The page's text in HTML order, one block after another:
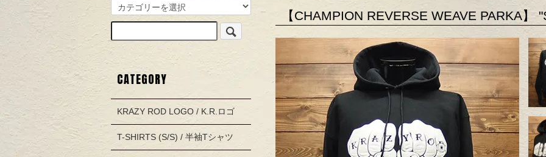
【CHAMPION REVERSE WEAVE PARKA】
CATEGORY
KRAZY ROD LOGO / K.R.ロゴ
T-SHIRTS (S/S) / 半袖Tシャツ